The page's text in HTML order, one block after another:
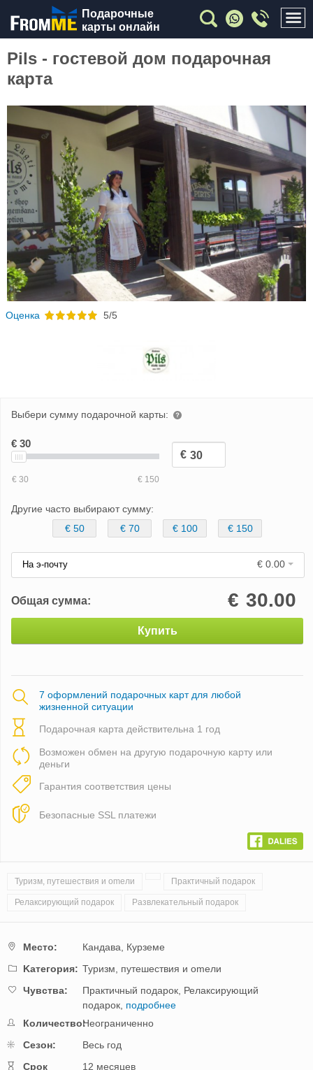
Подарочные
карты онлайн
Pils - гостевой дом подарочная
карта
Oценка 5/5
Выбери сумму подарочной карты:
Другие часто выбирают сумму:
€ 50
€ 70 € 100 € 150
На э-почту € 0.00
Общая сумма: 30.00
€
Купить
7 оформлений подарочных карт для любой
жизненной ситуации
Подарочная карта действительна 1 год
Возможен обмен на другую подарочную карту или
деньги
Гарантия соответствия цены
Безопасные SSL платежи
Туризм, путешествия и оmели Практичный подарок
Релаксирующий подарок Развлекательный подарок
Mестo: Кандавa, Курземе
Kатегория: Туризм, путешествия и оmели
Чувства:
Практичный подарок, Релаксирующий
подарок, подробнее
Количество:Неограниченно
Cезон:
Весь год
Cрок
12 месяцев